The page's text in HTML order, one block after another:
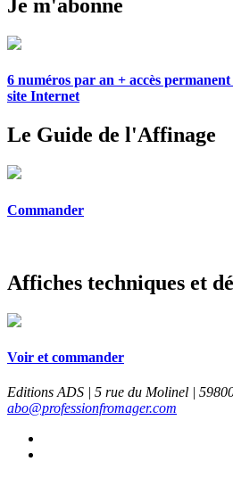
Je m'abonne
6 numéros par an + accès permanent
site Internet
Le Guide de l'Affinage
Commander
Affiches techniques et
Voir et commander
Editions ADS | 5 rue du Molinel |
abo@professionfromager.com